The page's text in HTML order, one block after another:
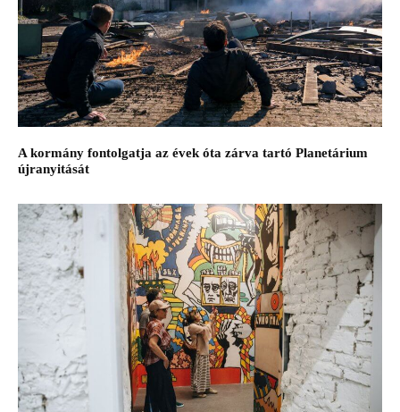
A kormány fontolgatja az évek óta zárva tartó Planetárium
újranyitását